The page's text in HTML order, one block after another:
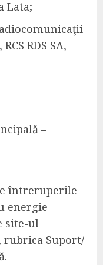
Lata;
RDS SA,
–
întreruperile
energie
site-ul
rubrica Suport/